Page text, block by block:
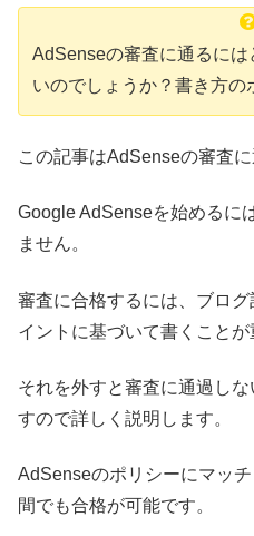
AdSenseの審査に通るに
いのでしょうか？書き方の
この記事はAdSenseの審査に
Google AdSenseを始めるに
ません。
審査に合格するには、ブロ
イントに基づいて書くことが
それを外すと審査に通過し
すので詳しく説明します。
AdSenseのポリシーにマッ
間でも合格が可能です。